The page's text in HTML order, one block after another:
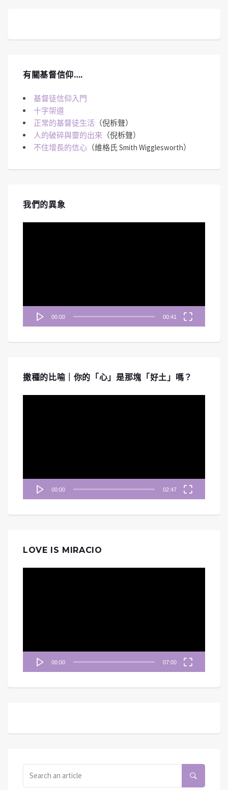
有關基督信仰….
基督徒信仰入門
十字架道
正常的基督徒生活 （倪柝聲）
人的破碎與靈的出來 （倪柝聲）
不住增長的信心 （維格氏 Smith Wigglesworth）
我們的異象
00:00 00:41
撒種的比喻｜你的「心」是那塊「好土」嗎？
00:00 02:47
LOVE IS MIRACIO
00:00 07:00